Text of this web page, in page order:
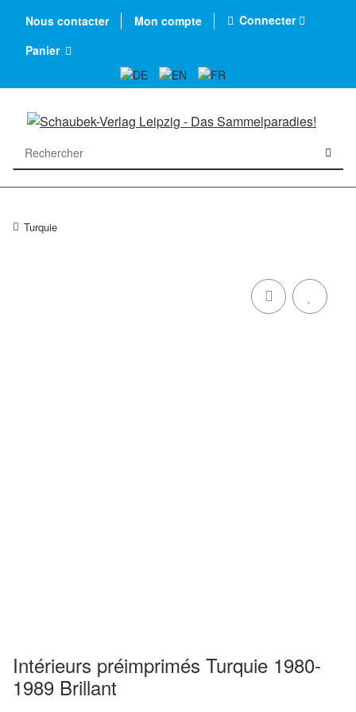
Nous contacter Mon compte
Connecter
Panier
Turquie
Intérieurs préimprimés Turquie 1980-
1989 Brillant